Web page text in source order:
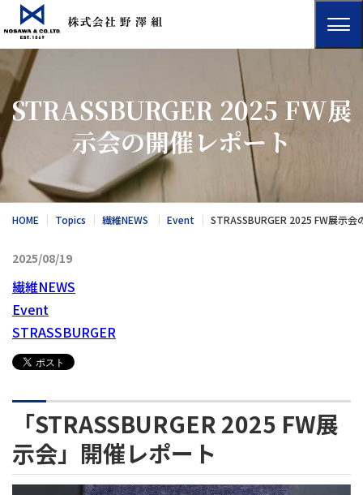
STRASSBURGER 2025 FW展
示会の開催レポート
HOME Topics 繊維NEWS Event STRASSBURGER 2025 FW展示会
2025/08/19
繊維NEWS
Event
STRASSBURGER
「STRASSBURGER 2025 FW展
示会」開催レポート